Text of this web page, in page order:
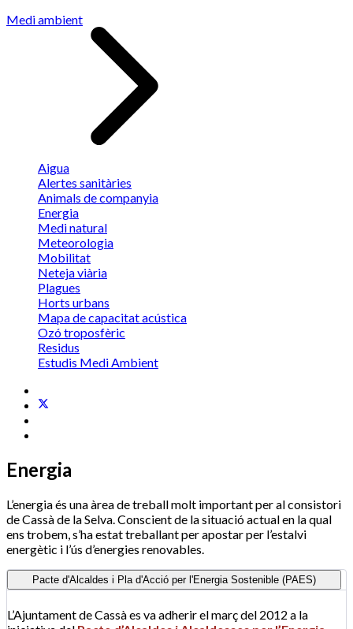
Medi ambient
Aigua
Alertes sanitàries
Animals de companyia
Energia
Medi natural
Meteorologia
Mobilitat
Neteja viària
Plagues
Horts urbans
Mapa de capacitat acústica
Ozó troposfèric
Residus
Estudis Medi Ambient
Energia
L’energia és una àrea de treball molt important per al consistori
de Cassà de la Selva. Conscient de la situació actual en la qual
ens trobem, s’ha estat treballant per apostar per l’estalvi
energètic i l’ús d’energies renovables.
Pacte d'Alcaldes i Pla d'Acció per l'Energia Sostenible (PAES)
L’Ajuntament de Cassà es va adherir el març del 2012 a la